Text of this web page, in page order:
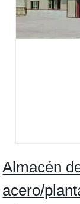
Almacén
acero/